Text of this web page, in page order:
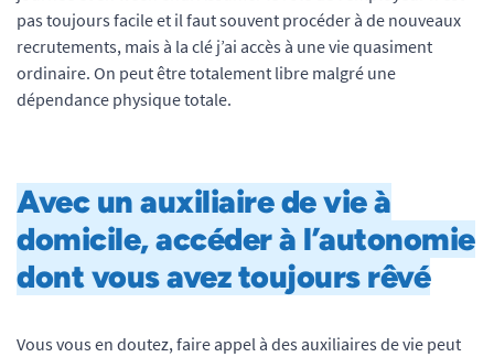
pas toujours facile et il faut souvent procéder à de nouveaux
recrutements, mais à la clé j’ai accès à une vie quasiment
ordinaire. On peut être totalement libre malgré une
dépendance physique totale.
Avec un auxiliaire de vie à
domicile, accéder à l’autonomie
dont vous avez toujours rêvé
Vous vous en doutez, faire appel à des auxiliaires de vie peut